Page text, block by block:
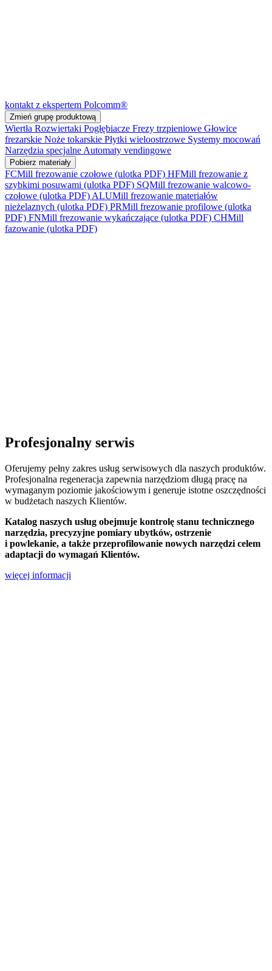
kontakt z ekspertem Polcomm®
Zmień grupę produktową
Wiertła Rozwiertaki Pogłębiacze Frezy trzpieniowe Głowice
frezarskie Noże tokarskie Płytki wieloostrzowe Systemy mocowań
Narzędzia specjalneAutomaty vendingowe
Pobierz materiały
FCMill frezowanie czołowe (ulotka PDF) HFMill frezowanie z
szybkimi posuwami (ulotka PDF) SQMill frezowanie walcowo-
czołowe (ulotka PDF)ALUMill frezowanie materiałów
nieżelaznych (ulotka PDF) PRMill frezowanie profilowe (ulotka
PDF) FNMill frezowanie wykańczające (ulotka PDF) CHMill
fazowanie (ulotka PDF)
Profesjonalny serwis
Oferujemy pełny zakres usług serwisowych dla naszych produktów.
Profesjonalna regeneracja zapewnia narzędziom długą pracę na
wymaganym poziomie jakościowym i generuje istotne oszczędności
w budżetach naszych Klientów.
Katalog naszych usług obejmuje kontrolę stanu technicznego
narzędzia, precyzyjne pomiary ubytków, ostrzenie
i powlekanie, a także przeprofilowanie nowych narzędzi celem
adaptacji do wymagań Klientów.
więcej informacji